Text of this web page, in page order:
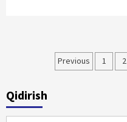
Maqolalar
Previous 1 2
Qidirish